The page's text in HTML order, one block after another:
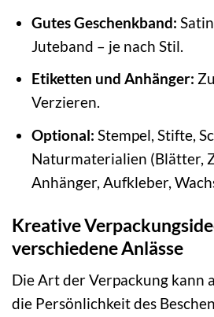
Gutes Geschenkband:
Juteband – je nach Stil.
Etiketten und Anhänger:
Verzieren.
Optional: Stempel, Stifte,
Naturmaterialien (Blätter,
Anhänger, Aufkleber,
Kreative
verschiedene Anlässe
Die Art der Verpackung kann
die Persönlichkeit des